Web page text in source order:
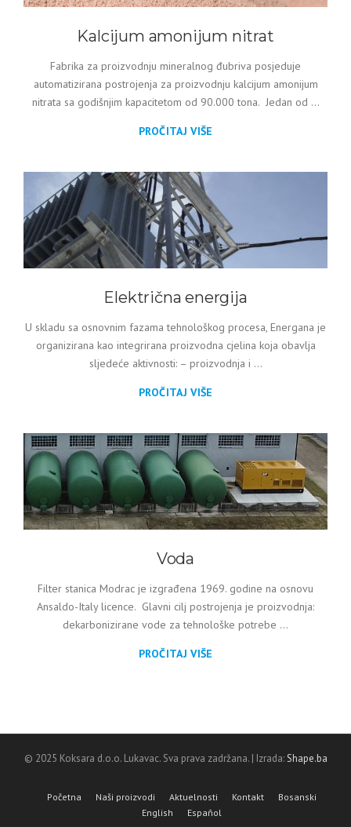
Kalcijum amonijum nitrat
Fabrika za proizvodnju mineralnog đubriva posjeduje
automatizirana postrojenja za proizvodnju kalcijum amonijum
nitrata sa godišnjim kapacitetom od 90.000 tona. Jedan od ...
PROČITAJ VIŠE
Električna energija
U skladu sa osnovnim fazama tehnološkog procesa, Energana je
organizirana kao integrirana proizvodna cjelina koja obavlja
sljedeće aktivnosti: – proizvodnja i ...
PROČITAJ VIŠE
Voda
Filter stanica Modrac je izgrađena 1969. godine na osnovu
Ansaldo-Italy licence. Glavni cilj postrojenja je proizvodnja:
dekarbonizirane vode za tehnološke potrebe ...
PROČITAJ VIŠE
© 2025 Koksara d.o.o. Lukavac. Sva prava zadržana. | Izrada:Shape.ba
Početna Naši proizvodi Aktuelnosti Kontakt
Bosanski
English
Español